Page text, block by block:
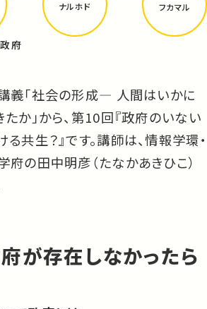
ナルホド フカマル
府
義「社会の形成― 人間はいかに
か」から、第10回『政府のいない
共生？』です。講師は、情報学環・
府の田中明彦（たなかあきひこ）
が存在しなかったら